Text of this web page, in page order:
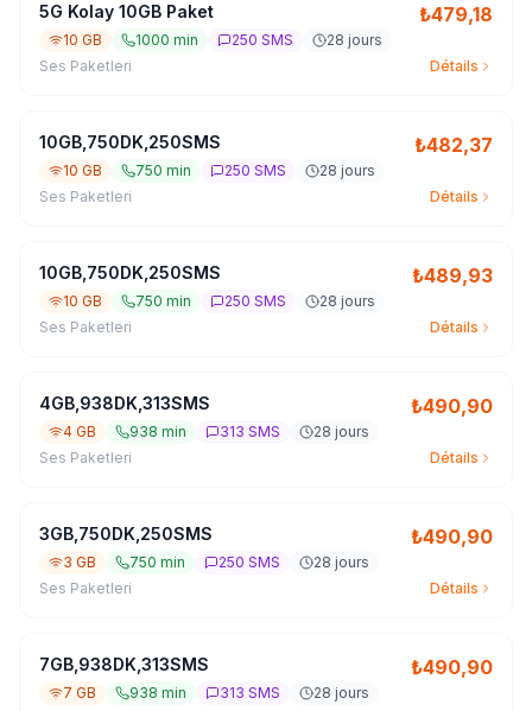
5G Kolay 10GB Paket ₺479,18
10 GB 1000 min 250 SMS
28 jours
Ses Paketleri
Détails
10GB,750DK,250SMS ₺482,37
10 GB 750 min 250 SMS
28 jours
Ses Paketleri
Détails
10GB,750DK,250SMS ₺489,93
10 GB 750 min 250 SMS
28 jours
Ses Paketleri
Détails
4GB,938DK,313SMS ₺490,90
4 GB 938 min 313 SMS
28 jours
Ses Paketleri
Détails
3GB,750DK,250SMS ₺490,90
3 GB 750 min 250 SMS
28 jours
Ses Paketleri
Détails
7GB,938DK,313SMS ₺490,90
7 GB 938 min 313 SMS
28 jours